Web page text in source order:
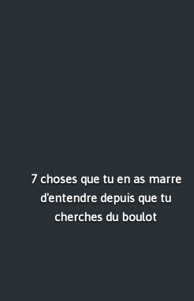
7 choses que tu en as marre
d'entendre depuis que tu
cherches du boulot